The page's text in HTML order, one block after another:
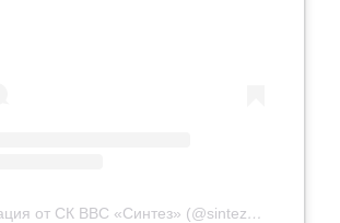
Публикация от СК ВВС «Синтез» (@sintez_kazan)